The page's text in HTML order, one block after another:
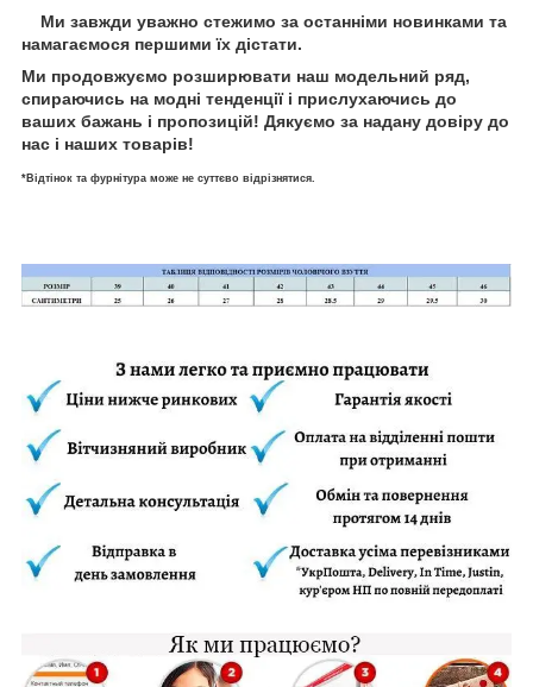
Ми завжди уважно стежимо за останніми новинками та
намагаємося першими їх дістати.
Ми продовжуємо розширювати наш модельний ряд,
спираючись на модні тенденції і прислухаючись до
ваших бажань і пропозицій! Дякуємо за надану довіру до
нас і наших товарів!
*Відтінок та фурнітура може не суттєво відрізнятися.